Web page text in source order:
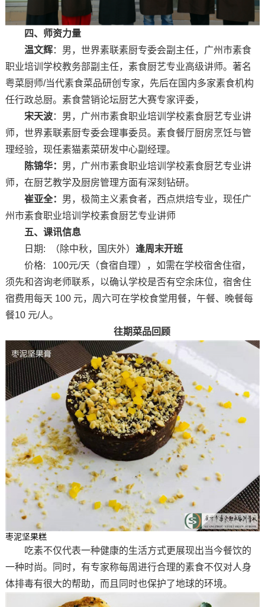
四、师资力量
温文辉：男，世界素联素厨专委会副主任，广州市素食
职业培训学校教务部副主任，素食厨艺专业高级讲师。著名
粤菜厨师/当代素食菜品研创专家，先后在国内多家素食机构
任行政总厨。素食营销论坛厨艺大赛专家评委，
宋天波：男，广州市素食职业培训学校素食厨艺专业讲
师，世界素联素厨专委会理事委员。素食餐厅厨房烹饪与管
理经验，现任素猫素菜研发中心副经理。
陈锦华： 男，广州市素食职业培训学校素食厨艺专业讲
师，在厨艺教学及厨房管理方面有深刻钻研。
崔亚全： 男，极简主义素食者，西点烘焙专业，现任广
州市素食职业培训学校素食厨艺专业讲师
五、课讯信息
日期: （除中秋，国庆外） 逢周末开班
价格: 100元/天（食宿自理），如需在学校宿舍住宿，
须先和咨询老师联系，以确认学校是否有空余床位，宿舍住
宿费用每天 100 元，周六可在学校食堂用餐，午餐、晚餐每
餐10 元/人。
往期菜品回顾
枣泥坚果糕
吃素不仅代表一种健康的生活方式更展现出当今餐饮的
一种时尚。同时，有专家称每周进行合理的素食不仅对人身
体排毒有很大的帮助，而且同时也保护了地球的环境。